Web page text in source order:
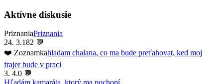
Aktívne diskusie
PriznaniaPriznania
24. 3.182 💬
❤️ Zoznamkahladam chalana, co ma bude preťahovat, ked moj
frajer bude v praci
3. 4.0 💬